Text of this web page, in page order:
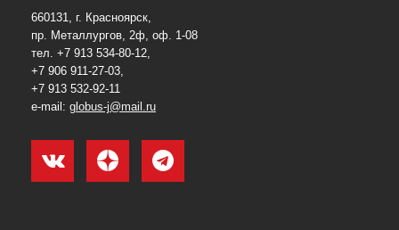
660131, г. Красноярск,
пр. Металлургов, 2ф, оф. 1-08
тел. +7 913 534-80-12,
+7 906 911-27-03,
+7 913 532-92-11
e-mail: globus-j@mail.ru